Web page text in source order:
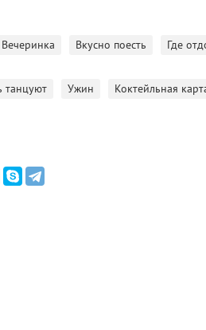
Вечеринка Вкусно поесть Где
танцуют Ужин Коктейльная